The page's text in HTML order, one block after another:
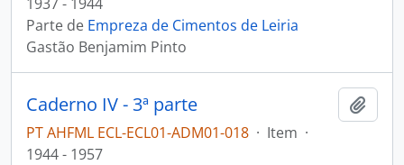
Parte de Empreza de Cimentos de Leiria
Gastão Benjamim Pinto
Caderno IV - 3ª parte
PT AHFML ECL-ECL01-ADM01-018 · Item ·
1944 - 1957